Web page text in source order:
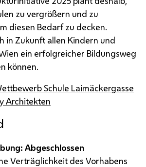
zu vergrößern und zu
diesen Bedarf zu decken.
in Zukunft allen Kindern und
ein erfolgreicher Bildungsweg
können.
Schule Laimäckergasse
Architekten
Abgeschlossen
Verträglichkeit des Vorhabens